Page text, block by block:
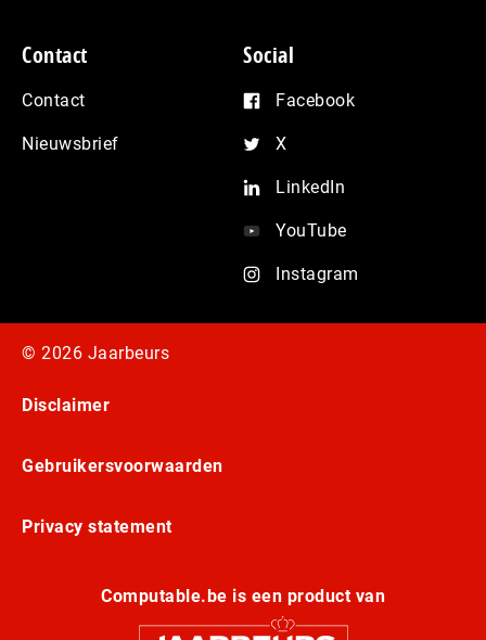
Contact
Contact
Nieuwsbrief
Social
Facebook
X
LinkedIn
YouTube
Instagram
© 2026 Jaarbeurs
Disclaimer
Gebruikersvoorwaarden
Privacy statement
Computable.be is een product van